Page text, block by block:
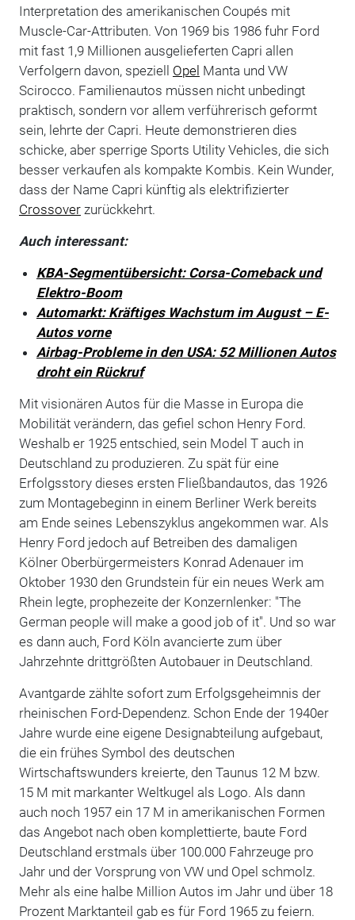
Interpretation des amerikanischen Coupés mit
Muscle-Car-Attributen. Von 1969 bis 1986 fuhr Ford
mit fast 1,9 Millionen ausgelieferten Capri allen
Verfolgern davon, speziell Opel Manta und VW
Scirocco. Familienautos müssen nicht unbedingt
praktisch, sondern vor allem verführerisch geformt
sein, lehrte der Capri. Heute demonstrieren dies
schicke, aber sperrige Sports Utility Vehicles, die sich
besser verkaufen als kompakte Kombis. Kein Wunder,
dass der Name Capri künftig als elektrifizierter
Crossoverzurückkehrt.
Auch interessant:
KBA-Segmentübersicht: Corsa-Comeback und
Elektro-Boom
Automarkt: Kräftiges Wachstum im August – E-
Autos vorne
Airbag-Probleme in den USA: 52 Millionen Autos
droht ein Rückruf
Mit visionären Autos für die Masse in Europa die
Mobilität verändern, das gefiel schon Henry Ford.
Weshalb er 1925 entschied, sein Model T auch in
Deutschland zu produzieren. Zu spät für eine
Erfolgsstory dieses ersten Fließbandautos, das 1926
zum Montagebeginn in einem Berliner Werk bereits
am Ende seines Lebenszyklus angekommen war. Als
Henry Ford jedoch auf Betreiben des damaligen
Kölner Oberbürgermeisters Konrad Adenauer im
Oktober 1930 den Grundstein für ein neues Werk am
Rhein legte, prophezeite der Konzernlenker: "The
German people will make a good job of it". Und so war
es dann auch, Ford Köln avancierte zum über
Jahrzehnte drittgrößten Autobauer in Deutschland.
Avantgarde zählte sofort zum Erfolgsgeheimnis der
rheinischen Ford-Dependenz. Schon Ende der 1940er
Jahre wurde eine eigene Designabteilung aufgebaut,
die ein frühes Symbol des deutschen
Wirtschaftswunders kreierte, den Taunus 12 M bzw.
15 M mit markanter Weltkugel als Logo. Als dann
auch noch 1957 ein 17 M in amerikanischen Formen
das Angebot nach oben komplettierte, baute Ford
Deutschland erstmals über 100.000 Fahrzeuge pro
Jahr und der Vorsprung von VW und Opel schmolz.
Mehr als eine halbe Million Autos im Jahr und über 18
Prozent Marktanteil gab es für Ford 1965 zu feiern.